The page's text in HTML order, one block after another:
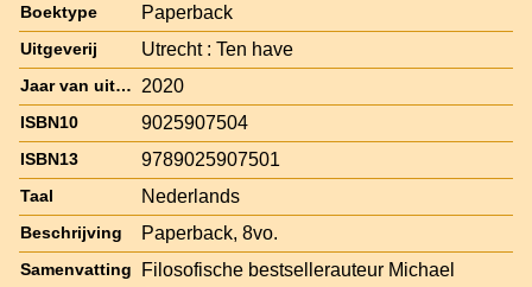
Boektype Paperback
Uitgeverij Utrecht : Ten have
Jaar van uitgave 2020
ISBN10 9025907504
ISBN13 9789025907501
Taal Nederlands
Beschrijving Paperback, 8vo.
Samenvatting
Filosofische bestsellerauteur Michael